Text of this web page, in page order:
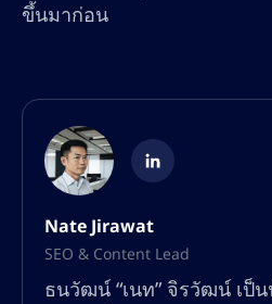
ขึ้นมาก่อน
Nate Jirawat
SEO & Content Lead
ธนวัฒน์ “เนท” จิรวัฒน์ เป็